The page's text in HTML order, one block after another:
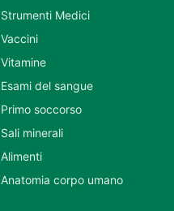
Strumenti Medici
Vaccini
Vitamine
Esami del sangue
Primo soccorso
Sali minerali
Alimenti
Anatomia corpo umano